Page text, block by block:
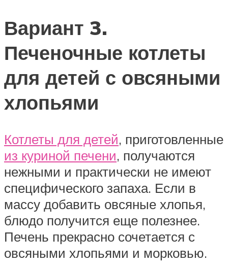
Вариант 3.
Печеночные котлеты
для детей с овсяными
хлопьями
Котлеты для детей, приготовленные
из куриной печени, получаются
нежными и практически не имеют
специфического запаха. Если в
массу добавить овсяные хлопья,
блюдо получится еще полезнее.
Печень прекрасно сочетается с
овсяными хлопьями и морковью.